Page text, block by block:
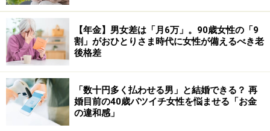
て乗り換えのためにみんな一斉に飛び出して走り出す。
見ていると大半が高齢者。実際、私が乗ったときも転ん
でいる人がいました」
話せるようになった義母に尋ねると、「みんな仕事をし
てるのよ」ということだった。義母は早朝の清掃のパー
トを2件、こなしていた。始発電車に乗る同世代とは顔
見知りになったが、駅に併設されている売店や飲食店で
【年金】男女差は「月6万」。90歳女性の「9
割」がおひとりさま時代に女性が備えるべき老
後格差
「数十円多く払わせる男」と結婚できる？ 再
婚目前の40歳バツイチ女性を悩ませる「お金
の違和感」